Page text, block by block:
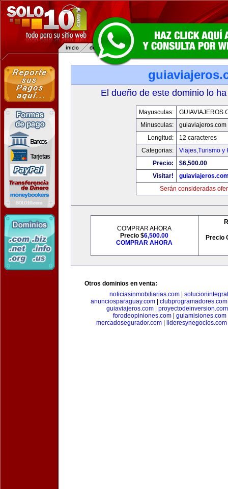
El dueño de este dominio lo
Mayusculas:
Minusculas:
guiaviajeros.com
Longitud:
12 caracteres
Categorias:
Viajes,Turismo y
Precio:
$6,500.00
Visitar!
Serán consideradas
COMPRAR AHORA
Precio $6,500.00
COMPRAR AHORA
Precio
Otros dominios en venta:
noticiasinmobiliarias.com
anunciosparaguay.com
clubprogramadores.com
guiaviajeros.com| proyectodeinversion.com
forodeopiniones.com
guiamisiones.com
mercadosegurador.com
lideresynegocios.com